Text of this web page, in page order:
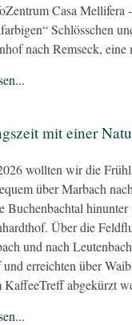
Casa Mellifera
Schlösschen
nach Remseck,
mit einer
wollten wir die
über Marbach
Buchenbachtal
Über die
und nach
erreichten über
KaffeeTreff abgekürzt